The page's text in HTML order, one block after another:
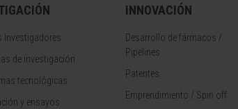
Investigadores
de investigación
tecnológicas
y ensayos
INNOVACIÓN
Desarrollo de fármacos /
Pipelines
Patentes
Emprendimiento / Spin off